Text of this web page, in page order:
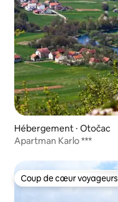
Hébergement ⋅ Otočac
Apartman Karlo ***
Coup de cœur voyageurs
Coup de cœur voyageurs